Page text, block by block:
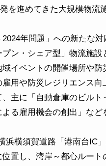
進めてきた大規模物流
年問題」への新たな対
ン・シェア型」物流施
イベントの開催場所や防
用や防災レジリエンス向
主に「自動倉庫のビルト
る雇用機会の創出」など
横須賀道路「港南台IC
置し、湾岸～都心ルー